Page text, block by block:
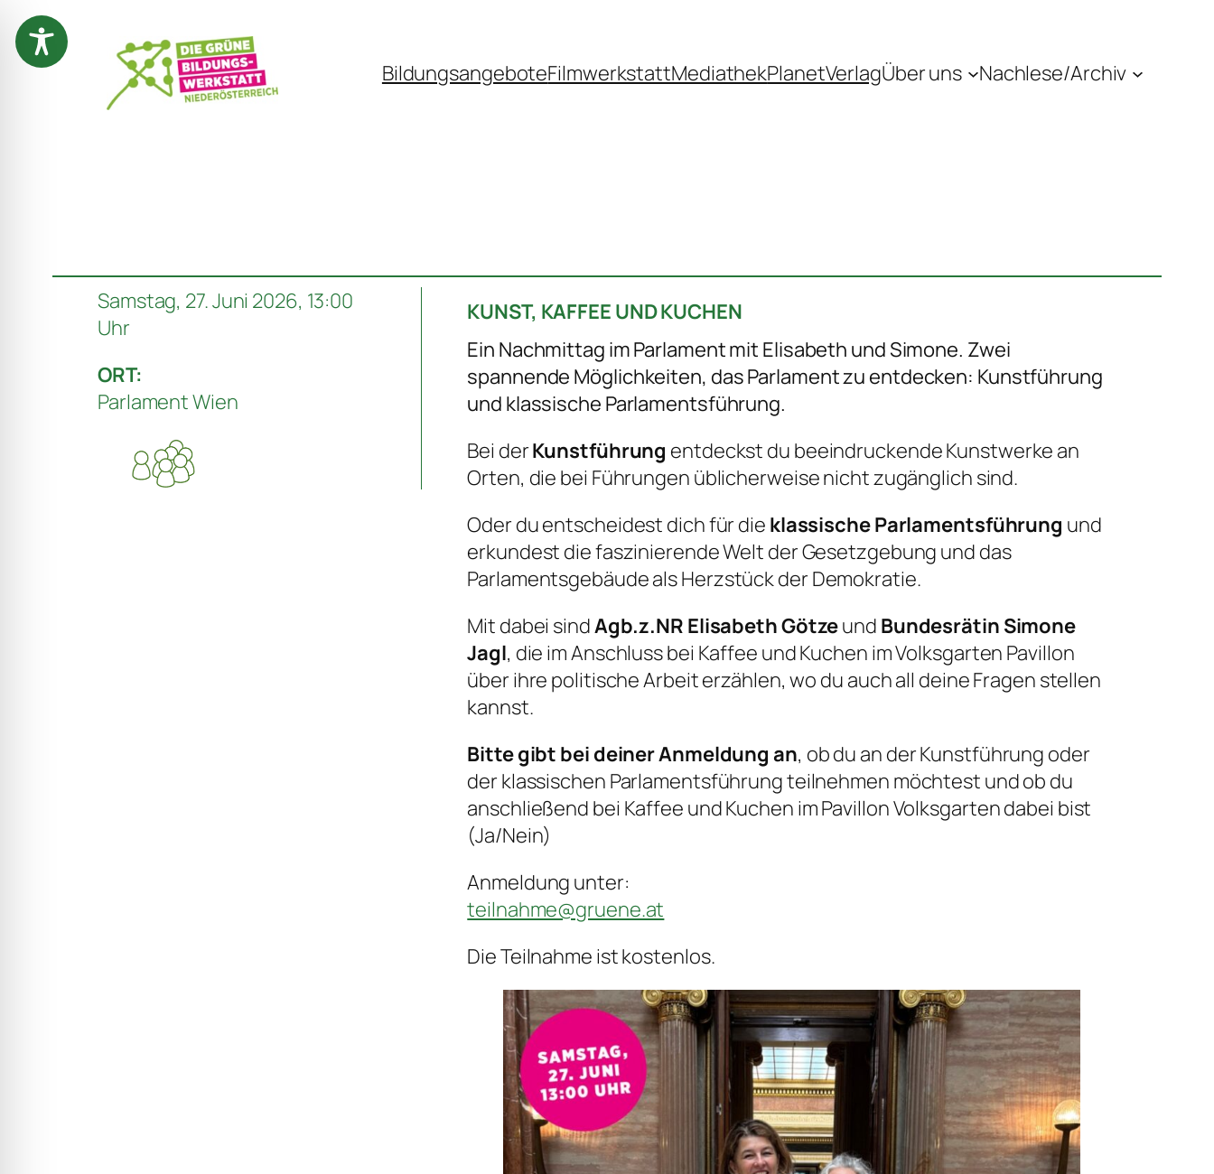
Zum
Inhalt
springen
BildungsangeboteFilmwerkstattMediathekPlanetVerlagÜber uns Nachlese/Archiv
Samstag, 27. Juni 2026, 13:00
Uhr
ORT:
Parlament Wien
KUNST, KAFFEE UND KUCHEN
Ein Nachmittag im Parlament mit Elisabeth und Simone. Zwei
spannende Möglichkeiten, das Parlament zu entdecken: Kunstführung
und klassische Parlamentsführung.
Bei derKunstführung entdeckst du beeindruckende Kunstwerke an
Orten, die bei Führungen üblicherweise nicht zugänglich sind.
Oder du entscheidest dich für die klassische Parlamentsführung und
erkundest die faszinierende Welt der Gesetzgebung und das
Parlamentsgebäude als Herzstück der Demokratie.
Mit dabei sindAgb.z.NR Elisabeth Götzeund Bundesrätin Simone
Jagl, die im Anschluss bei Kaffee und Kuchen im Volksgarten Pavillon
über ihre politische Arbeit erzählen, wo du auch all deine Fragen stellen
kannst.
Bitte gibt bei deiner Anmeldung an, ob du an der Kunstführung oder
der klassischen Parlamentsführung teilnehmen möchtest und ob du
anschließend bei Kaffee und Kuchen im Pavillon Volksgarten dabei bist
(Ja/Nein)
Anmeldung unter:
teilnahme@gruene.at
Die Teilnahme ist kostenlos.